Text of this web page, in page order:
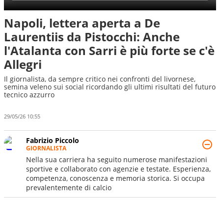
Napoli, lettera aperta a De
Laurentiis da Pistocchi: Anche
l'Atalanta con Sarri è più forte se c'è
Allegri
Il giornalista, da sempre critico nei confronti del livornese,
semina veleno sui social ricordando gli ultimi risultati del futuro
tecnico azzurro
29/05/26 10:55
Fabrizio Piccolo
GIORNALISTA
Nella sua carriera ha seguito numerose manifestazioni
sportive e collaborato con agenzie e testate. Esperienza,
competenza, conoscenza e memoria storica. Si occupa
prevalentemente di calcio